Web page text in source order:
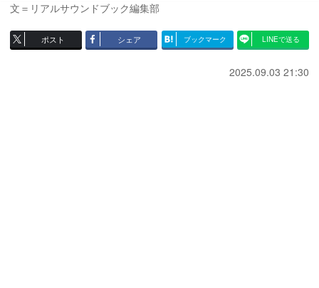
文＝リアルサウンドブック編集部
ポスト シェア ブックマーク LINEで送る
2025.09.03 21:30